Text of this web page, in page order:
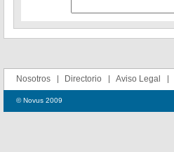
Nosotros Directorio Aviso Legal
© Novus 2009